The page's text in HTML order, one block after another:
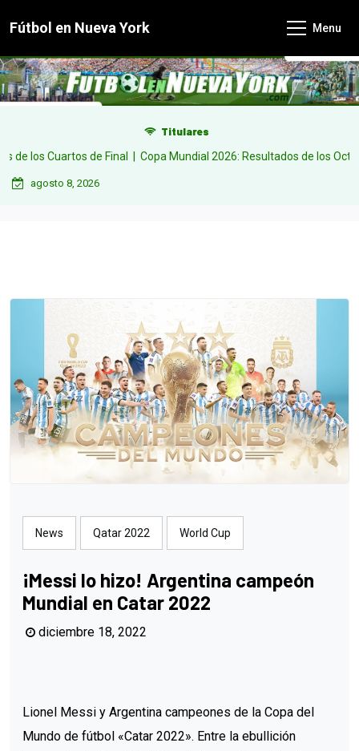
content
Fútbol en Nueva York Menu
Titulares
de Final |Copa Mundial 2026: Resultados de los Octavos de
agosto 8, 2026
News Qatar 2022 World Cup
¡Messi lo hizo! Argentina campeón
Mundial en Catar 2022
diciembre 18, 2022
Lionel Messi y Argentina campeones de la Copa del
Mundo de fútbol «Catar 2022». Entre la ebullición